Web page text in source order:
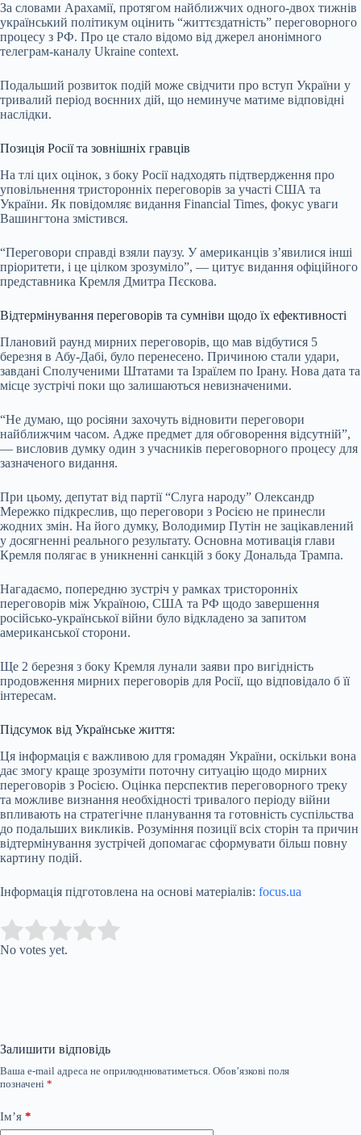
За словами Арахамії, протягом найближчих одного-двох тижнів
український політикум оцінить “життєздатність” переговорного
процесу з РФ. Про це стало відомо від джерел анонімного
телеграм-каналу Ukraine context.
Подальший розвиток подій може свідчити про вступ України у
тривалий період воєнних дій, що неминуче матиме відповідні
наслідки.
Позиція Росії та зовнішніх гравців
На тлі цих оцінок, з боку Росії надходять підтвердження про
уповільнення тристоронніх переговорів за участі США та
України. Як повідомляє видання Financial Times, фокус уваги
Вашингтона змістився.
“Переговори справді взяли паузу. У американців з’явилися інші
пріоритети, і це цілком зрозуміло”, — цитує видання офіційного
представника Кремля Дмитра Пєскова.
Відтермінування переговорів та сумніви щодо їх ефективності
Плановий раунд мирних переговорів, що мав відбутися 5
березня в Абу-Дабі, було перенесено. Причиною стали удари,
завдані Сполученими Штатами та Ізраїлем по Ірану. Нова дата та
місце зустрічі поки що залишаються невизначеними.
“Не думаю, що росіяни захочуть відновити переговори
найближчим часом. Адже предмет для обговорення відсутній”,
— висловив думку один з учасників переговорного процесу для
зазначеного видання.
При цьому, депутат від партії “Слуга народу” Олександр
Мережко підкреслив, що переговори з Росією не принесли
жодних змін. На його думку, Володимир Путін не зацікавлений
у досягненні реального результату. Основна мотивація глави
Кремля полягає в уникненні санкцій з боку Дональда Трампа.
Нагадаємо, попередню зустріч у рамках тристоронніх
переговорів між Україною, США та РФ щодо завершення
російсько-української війни було відкладено за запитом
американської сторони.
Ще 2 березня з боку Кремля лунали заяви про вигідність
продовження мирних переговорів для Росії, що відповідало б її
інтересам.
Підсумок від Українське життя:
Ця інформація є важливою для громадян України, оскільки вона
дає змогу краще зрозуміти поточну ситуацію щодо мирних
переговорів з Росією. Оцінка перспектив переговорного треку
та можливе визнання необхідності тривалого періоду війни
впливають на стратегічне планування та готовність суспільства
до подальших викликів. Розуміння позиції всіх сторін та причин
відтермінування зустрічей допомагає сформувати більш повну
картину подій.
Інформація підготовлена на основі матеріалів: focus.ua
Rate this item:
No votes yet.
Залишити відповідь
Ваша e-mail адреса не оприлюднюватиметься. Обов’язкові поля
позначені *
Ім’я *